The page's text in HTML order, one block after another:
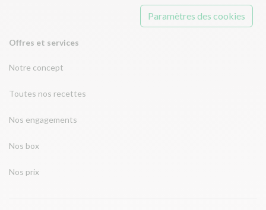
Offres et services
Notre concept
Toutes nos recettes
Nos engagements
Nos box
Nos prix
Paramètres des cookies